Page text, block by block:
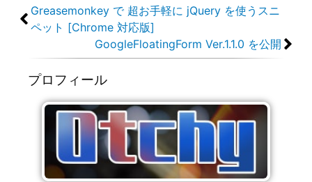
Greasemonkey で 超お手軽に jQuery を使うスニ
ペット [Chrome 対応版]
GoogleFloatingForm Ver.1.1.0 を公開
プロフィール